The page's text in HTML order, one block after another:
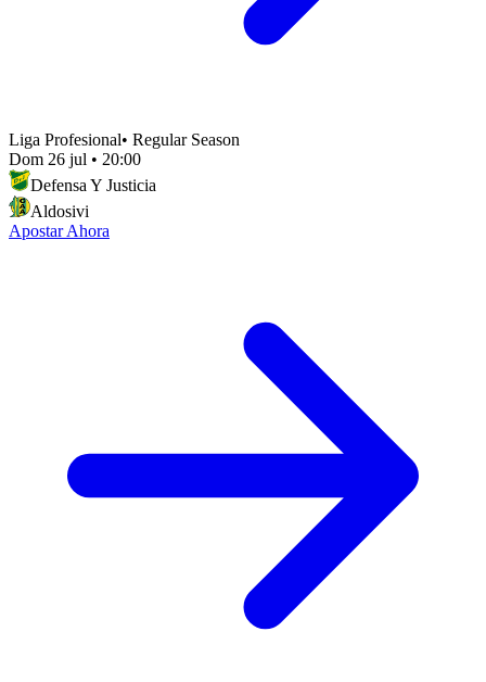
Liga Profesional• Regular Season
Dom 26 jul • 20:00
Defensa Y Justicia
Aldosivi
Apostar Ahora